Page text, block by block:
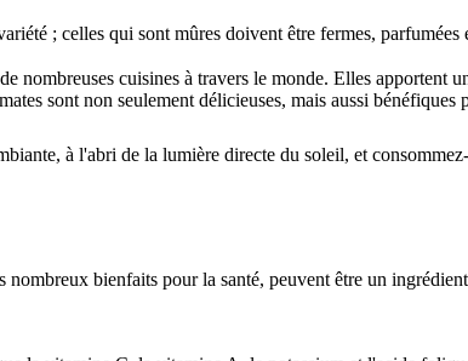
; celles qui sont mûres doivent être fermes, parfumées
nombreuses cuisines à travers le monde. Elles apportent
sont non seulement délicieuses, mais aussi bénéfiques
à l'abri de la lumière directe du soleil, et
nombreux bienfaits pour la santé, peuvent être un